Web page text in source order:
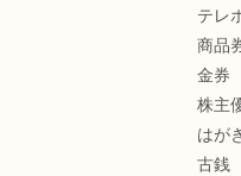
テレ
商品
金券
株主
はが
古銭